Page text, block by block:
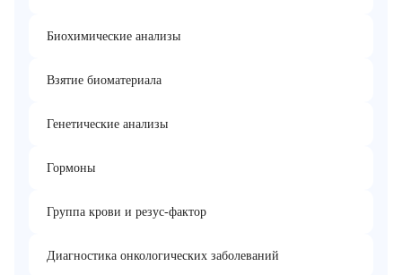
Биохимические анализы
Взятие биоматериала
Генетические анализы
Гормоны
Группа крови и резус-фактор
Диагностика онкологических заболеваний